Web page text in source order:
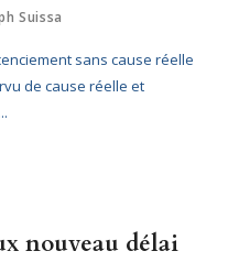
Suissa
sans cause réelle
de cause réelle et
nouveau délai